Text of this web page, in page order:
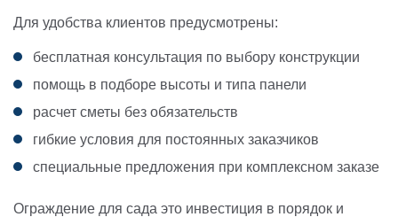
Для удобства клиентов предусмотрены:
бесплатная консультация по выбору конструкции
помощь в подборе высоты и типа панели
расчет сметы без обязательств
гибкие условия для постоянных заказчиков
специальные предложения при комплексном заказе
Ограждение для сада это инвестиция в порядок и